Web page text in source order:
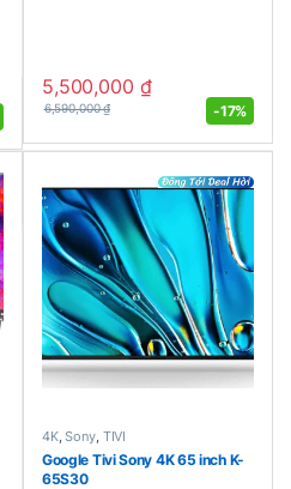
5,500,000 ₫
6,590,000₫ -17%
4K,Sony, TIVI
Google Tivi Sony 4K 65 inch K-
65S30